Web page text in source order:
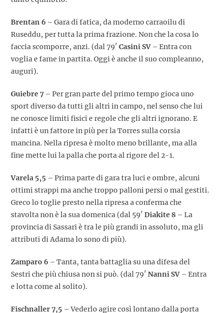
Brentan 6 – Gara di fatica, da moderno carraoilu di
Ruseddu, per tutta la prima frazione. Non che la cosa lo
faccia scomporre, anzi. (dal 79′ Casini SV – Entra con
voglia e fame in partita. Oggi è anche il suo compleanno,
auguri).
Guiebre 7 – Per gran parte del primo tempo gioca uno
sport diverso da tutti gli altri in campo, nel senso che lui
ne conosce limiti fisici e regole che gli altri ignorano. E
infatti è un fattore in più per la Torres sulla corsia
mancina. Nella ripresa è molto meno brillante, ma alla
fine mette lui la palla che porta al rigore del 2-1.
Varela 5,5 – Prima parte di gara tra luci e ombre, alcuni
ottimi strappi ma anche troppo palloni persi o mal gestiti.
Greco lo toglie presto nella ripresa a conferma che
stavolta non è la sua domenica (dal 59′ Diakite 8 – La
provincia di Sassari è tra le più grandi in assoluto, ma gli
attributi di Adama lo sono di più).
Zamparo 6 – Tanta, tanta battaglia su una difesa del
Sestri che più chiusa non si può. (dal 79′ Nanni SV – Entra
e lotta come al solito).
Fischnaller 7,5 – Vederlo agire così lontano dalla porta